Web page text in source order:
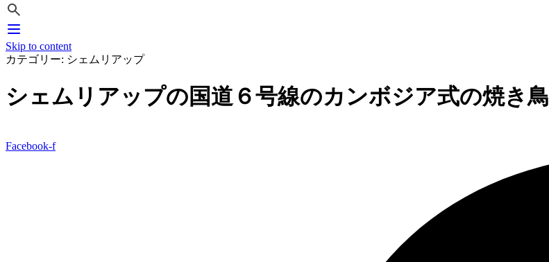
Skip to content
カテゴリー: シェムリアップ
シェムリアップの国道６号線のカンボジア式の焼き鳥
Facebook-f